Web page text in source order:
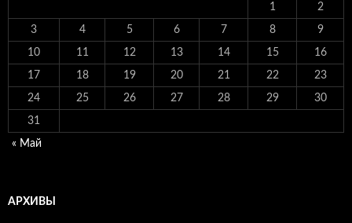
1 2
3 4 5 6 7 8 9
10 11 12 13 14 15 16
17 18 19 20 21 22 23
24 25 26 27 28 29 30
31
« Май
АРХИВЫ